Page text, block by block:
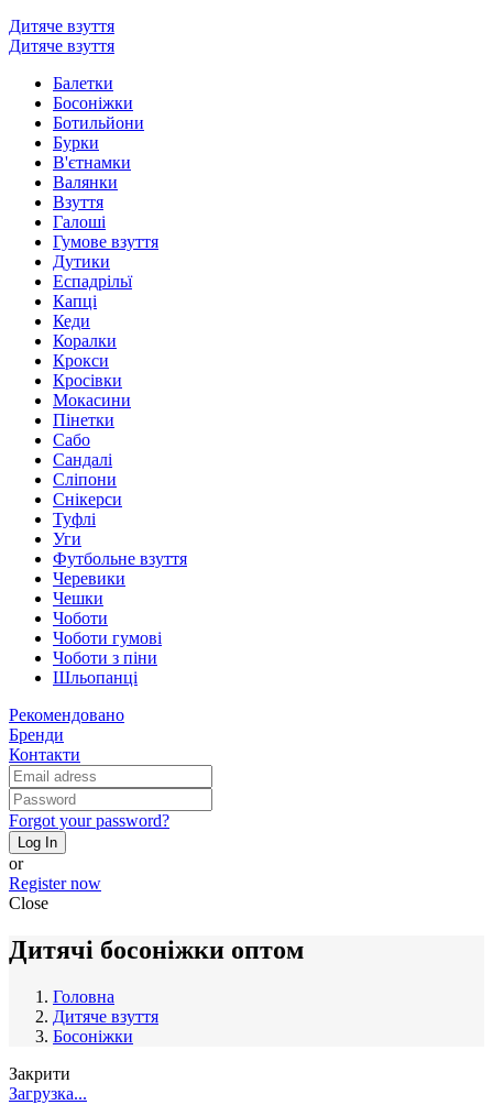
Дитяче взуття
Дитяче взуття
Балетки
Босоніжки
Ботильйони
Бурки
В'єтнамки
Валянки
Взуття
Галоші
Гумове взуття
Дутики
Еспадрільї
Капці
Кеди
Коралки
Крокси
Кросівки
Мокасини
Пінетки
Сабо
Сандалі
Сліпони
Снікерси
Туфлі
Уги
Футбольне взуття
Черевики
Чешки
Чоботи
Чоботи гумові
Чоботи з піни
Шльопанці
Рекомендовано
Бренди
Контакти
Forgot your password?
Log In
or
Register now
Close
Дитячі босоніжки оптом
Головна
Дитяче взуття
Босоніжки
Закрити
Загрузка...